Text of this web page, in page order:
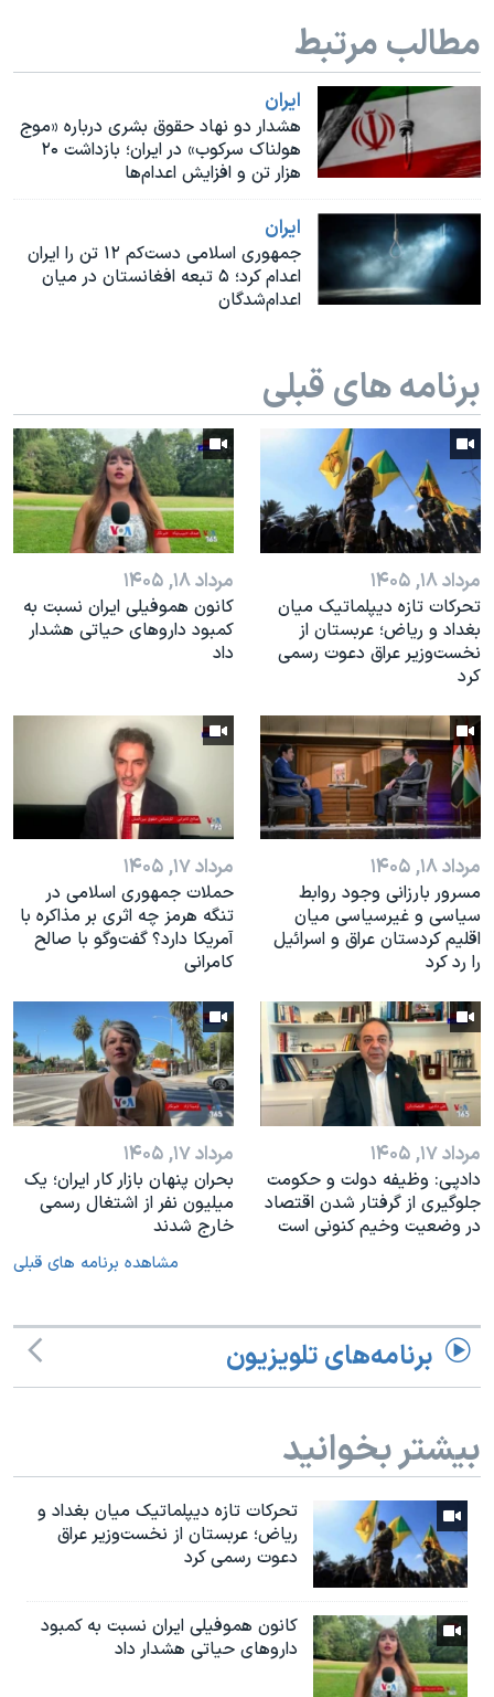
نرگس محمدی برنده جایزه نوبل صلح
همایش محافظه‌کاران آمریکا «سی‌پک»
صفحه‌های ویژه
سفر پرزیدنت ترامپ به چین
مطالب مرتبط
ايران
هشدار دو نهاد حقوق بشری درباره «موج
هولناک سرکوب» در ایران؛ بازداشت ۲۰
هزار تن و افزایش اعدام‌ها
ايران
جمهوری اسلامی دست‌کم ۱۲ تن را ایران
اعدام کرد؛ ۵ تبعه افغانستان در میان
اعدام‌شدگان
برنامه های قبلی
مرداد ۱۸, ۱۴۰۵
تحرکات تازه دیپلماتیک میان
بغداد و ریاض؛ عربستان از
نخست‌وزیر عراق دعوت رسمی
کرد
مرداد ۱۸, ۱۴۰۵
کانون هموفیلی ایران نسبت به
کمبود داروهای حیاتی هشدار
داد
مرداد ۱۸, ۱۴۰۵
مسرور بارزانی وجود روابط
سیاسی و غیرسیاسی میان
اقلیم کردستان عراق و اسرائيل
را رد کرد
مرداد ۱۷, ۱۴۰۵
حملات جمهوری اسلامی در
تنگه هرمز چه اثری بر مذاکره با
آمریکا دارد؟ گفت‌وگو با صالح
کامرانی
مرداد ۱۷, ۱۴۰۵
دادپی: وظیفه دولت و حکومت
جلوگیری از گرفتار شدن اقتصاد
در وضعیت وخیم کنونی است
مرداد ۱۷, ۱۴۰۵
بحران پنهان بازار کار ایران؛ یک
میلیون نفر از اشتغال رسمی
خارج شدند
مشاهده برنامه های قبلی
برنامه‌های تلویزیون
بیشتر بخوانید
تحرکات تازه دیپلماتیک میان بغداد و
ریاض؛ عربستان از نخست‌وزیر عراق
دعوت رسمی کرد
کانون هموفیلی ایران نسبت به کمبود
داروهای حیاتی هشدار داد